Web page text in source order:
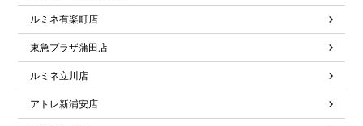
ルミネ有楽町店
東急プラザ蒲田店
ルミネ立川店
アトレ新浦安店